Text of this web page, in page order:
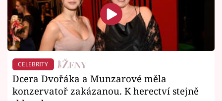
CELEBRITY
Dcera Dvořáka a Munzarové měla
konzervatoř zakázanou. K herectví stejně